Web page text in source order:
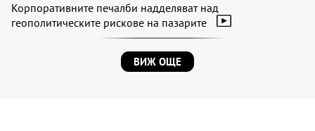
Корпоративните печалби надделяват над
геополитическите рискове на пазарите
ВИЖ ОЩЕ